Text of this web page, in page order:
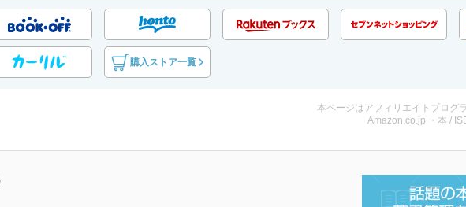
購入ストア一覧
本ページはアフィリエイトプログ
Amazon.co.jp ・本 /